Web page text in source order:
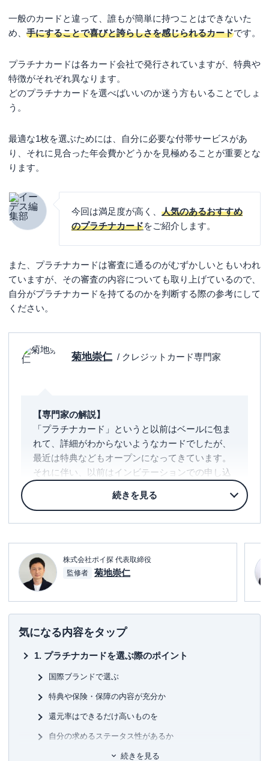
一般のカードと違って、誰もが簡単に持つことはできないた
め、 手にすることで喜びと誇らしさを感じられるカードです。
プラチナカードは各カード会社で発行されていますが、特典や
特徴がそれぞれ異なります。
どのプラチナカードを選べばいいのか迷う方もいることでしょ
う。
最適な1枚を選ぶためには、自分に必要な付帯サービスがあ
り、それに見合った年会費かどうかを見極めることが重要とな
ります。
今回は満足度が高く、 人気のあるおすすめ
のプラチナカードをご紹介します。
また、プラチナカードは審査に通るのがむずかしいともいわれ
ていますが、その審査の内容についても取り上げているので、
自分がプラチナカードを持てるのかを判断する際の参考にして
ください。
菊地崇仁 / クレジットカード専門家
【専門家の解説】
「プラチナカード」というと以前はベールに包ま
れて、詳細がわからないようなカードでしたが、
最近は特典などもオープンになってきています。
それに伴い、以前はインビテーションでの申し込
ラチナカードも増えています 。
プラチナカードの年会費は2万円から10万円超の
チナカード であれば 特典を駆使すると十分元は取
れます
。
コンシェルジュデスク、国際線の空港ラウンジを
典、ホテル・旅館での優遇などが基本サービスと
なります。
プラチナカードの優待で一番使うのが
「こんなことを聞いて良いのかな？」
と思わず、どんどん電話するようにしましょう。
株式会社ポイ探 代表取締役
監修者
菊地崇仁
気になる内容をタップ
プラチナカードを選ぶ際のポイント
国際ブランドで選ぶ
特典や保険・保障の内容が充分か
還元率はできるだけ高いものを
自分の求めるステータス性があるか
得られるメリットに対し納得のいく年会費であるか
続きを見る